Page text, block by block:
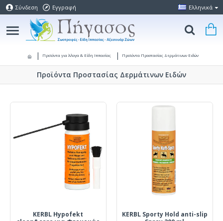
Σύνδεση Εγγραφή Ελληνικά
Προϊόντα για Άλογα & Είδη Ιππασίας Προϊόντα Προστασίας Δερμάτινων Ειδών
Προϊόντα Προστασίας Δερμάτινων Ειδών
KERBL Hypofekt
KERBL Sporty Hold anti-slip